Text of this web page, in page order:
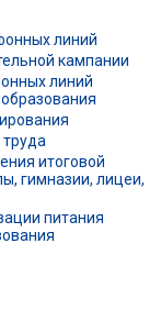
линий
кампании
линий
итоговой
гимназии, лицеи,
питания